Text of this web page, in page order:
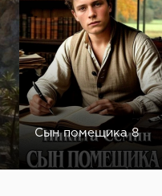
Сын помещика 8